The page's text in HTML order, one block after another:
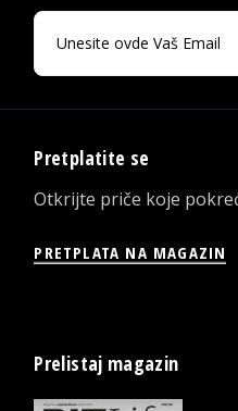
Pretplatite se
Otkrijte priče koje
PRETPLATA NA MAGAZIN
Prelistaj magazin